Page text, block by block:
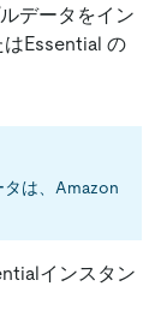
データをイン
Essential の
タは、Amazon
インスタン